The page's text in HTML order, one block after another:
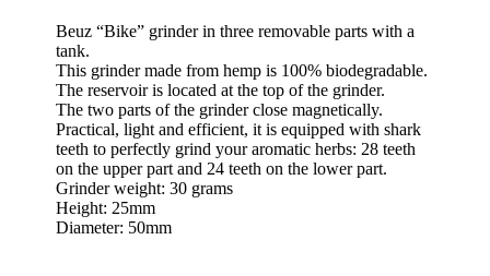
Beuz “Bike” grinder in three removable parts with a
tank.
This grinder made from hemp is 100% biodegradable.
The reservoir is located at the top of the grinder.
The two parts of the grinder close magnetically.
Practical, light and efficient, it is equipped with shark
teeth to perfectly grind your aromatic herbs: 28 teeth
on the upper part and 24 teeth on the lower part.
Grinder weight: 30 grams
Height: 25mm
Diameter: 50mm